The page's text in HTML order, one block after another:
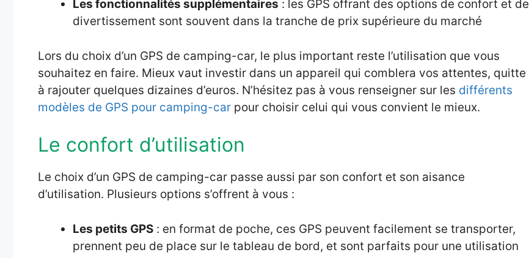
Les fonctionnalités supplémentaires : les GPS offrant des options de confort et de
divertissement sont souvent dans la tranche de prix supérieure du marché
Lors du choix d’un GPS de camping-car, le plus important reste l’utilisation que vous
souhaitez en faire. Mieux vaut investir dans un appareil qui comblera vos attentes, quitte
à rajouter quelques dizaines d’euros. N’hésitez pas à vous renseigner sur les différents
modèles de GPS pour camping-car pour choisir celui qui vous convient le mieux.
Le confort d’utilisation
Le choix d’un GPS de camping-car passe aussi par son confort et son aisance
d’utilisation. Plusieurs options s’offrent à vous :
Les petits GPS : en format de poche, ces GPS peuvent facilement se transporter,
prennent peu de place sur le tableau de bord, et sont parfaits pour une utilisation